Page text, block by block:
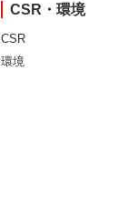
CSR・環境
CSR
環境